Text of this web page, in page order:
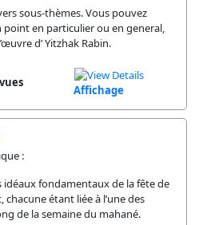
sous-thèmes. Vous pouvez
point en particulier ou en general,
d’ Yitzhak Rabin.
Affichage
:
fondamentaux de la fête de
étant liée à l’une des
de la semaine du mahané.